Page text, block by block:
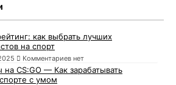
как выбрать лучших
на спорт
Комментариев нет
на CS:GO — Как зарабатывать
с умом